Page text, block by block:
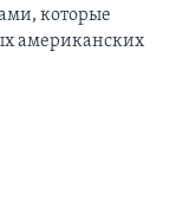
которые
американских